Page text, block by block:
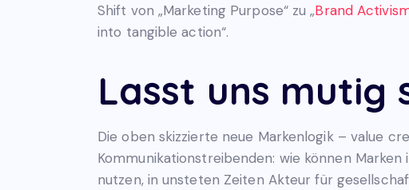
Shift von „Marketing Purpose“ zu „Brand
into tangible action“.
Lasst uns mutig
Die oben skizzierte neue Markenlogik – value
Kommunikationstreibenden: wie können
nutzen, in unsteten Zeiten Akteur für